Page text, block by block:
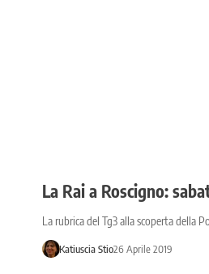
La Rai a Roscigno:
La rubrica del Tg3 alla scoperta della
Katiuscia Stio26 Aprile 2019